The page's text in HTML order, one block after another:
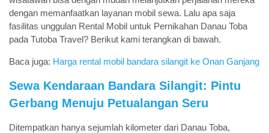
dengan memanfaatkan layanan mobil sewa. Lalu apa saja
fasilitas unggulan Rental Mobil untuk Pernikahan Danau Toba
pada Tutoba Travel? Berikut kami terangkan di bawah.
Baca juga: Harga rental mobil bandara silangit ke Onan Ganjang
Sewa Kendaraan Bandara Silangit: Pintu
Gerbang Menuju Petualangan Seru
Ditempatkan hanya sejumlah kilometer dari Danau Toba,